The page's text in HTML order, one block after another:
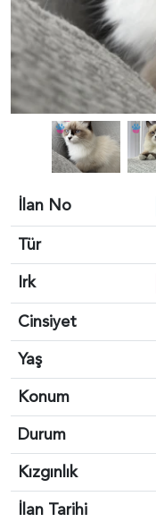
İlan No
Tür
Irk
Cinsiyet
Yaş
Konum
Durum
Kızgınlık
İlan Tarihi